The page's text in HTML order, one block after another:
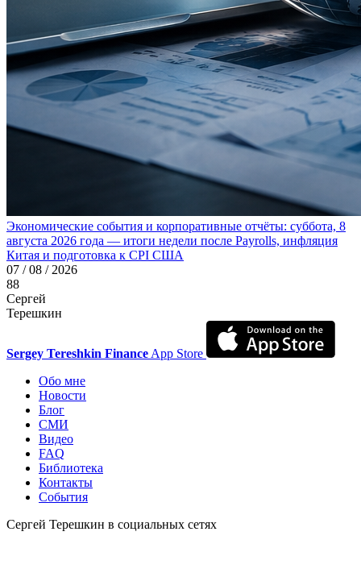
Экономические события и корпоративные отчёты: суббота, 8
августа 2026 года — итоги недели после Payrolls, инфляция
Китая и подготовка к CPI США
07 / 08 / 2026
88
Сергей
Терешкин
Sergey Tereshkin Finance App Store
Обо мне
Новости
Блог
СМИ
Видео
FAQ
Библиотека
Контакты
События
Сергей Терешкин в социальных сетях